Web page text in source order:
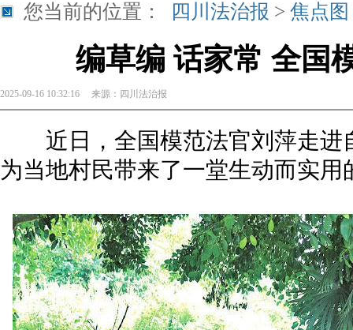
您当前的位置： 四川法治报 > 焦点图
编草编 话家常 全国
2025-09-16 10:32:16 来源： 四川法治报
近日，全国模范法官刘萍走进
为当地村民带来了一堂生动而实用